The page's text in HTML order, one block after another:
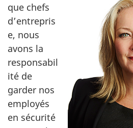
que chefs
d’entrepris
e, nous
avons la
responsabil
ité de
garder nos
employés
en sécurité